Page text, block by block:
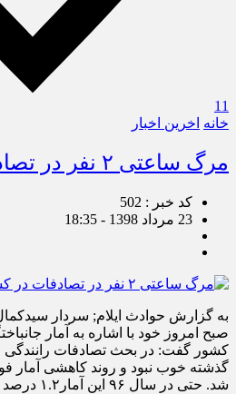
11
خانه اخرین اخبار
مرگ ساعتی ۲ نفر در تصادفات در کشور
کد خبر : 502
23 مرداد 1398 - 18:35
به گزارش حوادث ایلام; سردار
صبح امروز خود با اشاره به آمار
کشور گفت: در بحث تصادفات
گذشته خوب نبود و روند کاهشی آمار
شد. حتی در سال ۹۶ این آمار۱.۲ درصد و در سال ۹۷ نیز […]